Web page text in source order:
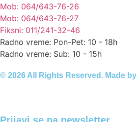
Mob: 064/643-76-26
Mob: 064/643-76-27
Fiksni: 011/241-32-46
Radno vreme: Pon-Pet: 10 - 18h
Radno vreme: Sub: 10 - 15h
© 2026 All Rights Reserved. Made by